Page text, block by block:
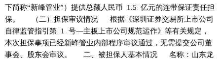
下简称“新峰管业”）提供总额人民币 1.5 亿元的连带保证责任担
保。 （二）担保审议情况 根据《深圳证券交易所上市公司
自律监管指引第 1 号—主板上市公司规范运作》等有关规定，
本次担保事项已经新峰管业内部程序审议通过，无需提交公司董
事会、股东会审议。 二、被担保人基本情况 名称：山东龙